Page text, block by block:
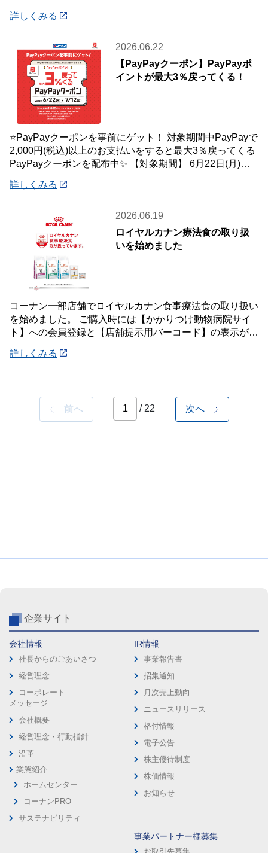
詳しくみる
2026.06.22
【PayPayクーポン】PayPayポ
イントが最大3％戻ってくる！
⭐PayPayクーポンを事前にゲット！ 対象期間中PayPayで
2,000円(税込)以上のお支払いをすると最大3％戻ってくる
PayPayクーポンを配布中✨ 【対象期間】 6月22日(月)～7
詳しくみる
2026.06.19
ロイヤルカナン療法食の取り扱
いを始めました
コーナン一部店舗でロイヤルカナン食事療法食の取り扱い
を始めました。 ご購入時には【かかりつけ動物病院サイ
ト】への会員登録と【店舗提示用バーコード】の表示が必
詳しくみる
前へ / 22 次へ
企業サイト
会社情報
社長からのごあいさつ
経営理念
コーポレート
メッセージ
会社概要
経営理念・行動指針
沿革
業態紹介
ホームセンター
コーナンPRO
サステナビリティ
IR情報
事業報告書
招集通知
月次売上動向
ニュースリリース
格付情報
電子公告
株主優待制度
株価情報
お知らせ
事業パートナー様募集